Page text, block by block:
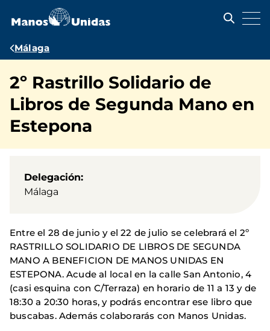
contenido
Ruta
navegación
Málaga
2º Rastrillo Solidario de
Libros de Segunda Mano en
Estepona
Delegación
Málaga
Entre el 28 de junio y el 22 de julio se celebrará el 2º
RASTRILLO SOLIDARIO DE LIBROS DE SEGUNDA
MANO A BENEFICION DE MANOS UNIDAS EN
ESTEPONA. Acude al local en la calle San Antonio, 4
(casi esquina con C/Terraza) en horario de 11 a 13 y de
18:30 a 20:30 horas, y podrás encontrar ese libro que
buscabas. Además colaborarás con Manos Unidas.